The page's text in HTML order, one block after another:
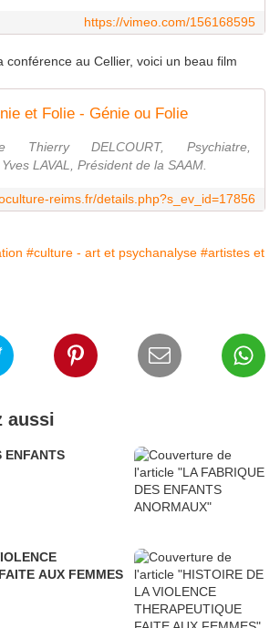
https://vimeo.com/156168595
conférence au Cellier, voici un beau film
et Folie - Génie ou Folie
Thierry DELCOURT, Psychiatre,
LAVAL, Président de la SAAM.
reims.fr/details.php?s_ev_id=17856
#culture - art et psychanalyse #artistes et
aussi
ENFANTS
AUX FEMMES